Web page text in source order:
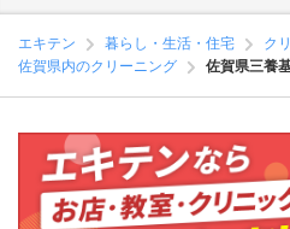
エキテン 暮らし・生活・住宅
ク
佐賀県内のクリーニング
佐賀県三養